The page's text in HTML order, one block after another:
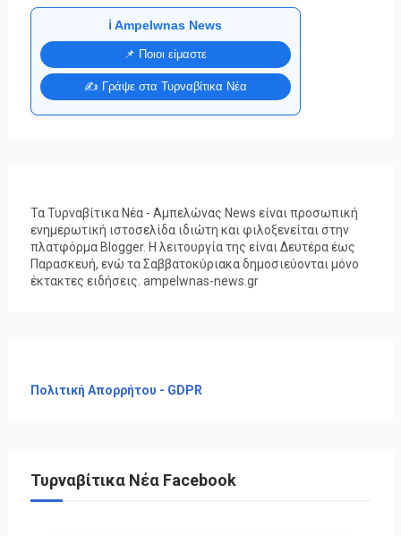
ℹ️ Ampelwnas News
📌 Ποιοι είμαστε
✍️ Γράψε στα Τυρναβίτικα Νέα
Τα Τυρναβίτικα Νέα - Αμπελώνας News είναι προσωπική
ενημερωτική ιστοσελίδα ιδιώτη και φιλοξενείται στην
πλατφόρμα Blogger. Η λειτουργία της είναι Δευτέρα έως
Παρασκευή, ενώ τα Σαββατοκύριακα δημοσιεύονται μόνο
έκτακτες ειδήσεις. ampelwnas-news.gr
Πολιτική Απορρήτου - GDPR
Τυρναβίτικα Νέα Facebook